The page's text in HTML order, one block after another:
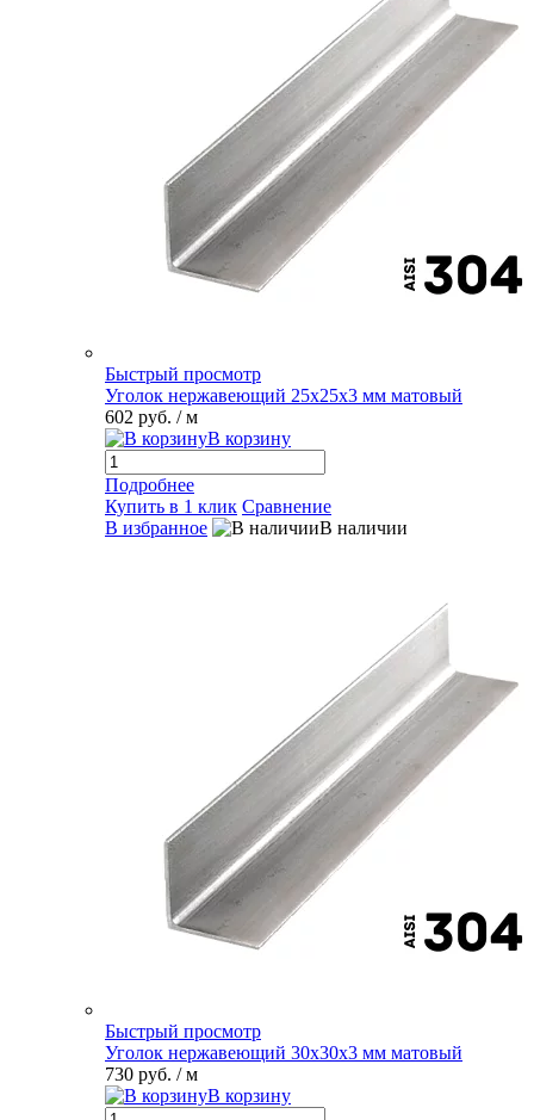
Быстрый просмотр
Уголок нержавеющий 25х25х3 мм матовый
602 руб. / м
В корзину
Подробнее
Купить в 1 клик Сравнение
В избранное
В наличии
Быстрый просмотр
Уголок нержавеющий 30х30х3 мм матовый
730 руб. / м
В корзину